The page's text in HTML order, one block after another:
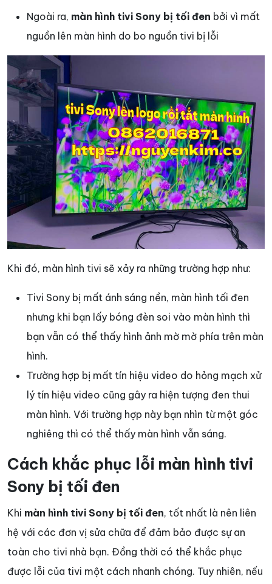
Ngoài ra, màn hình tivi Sony bị tối đen bởi vì mất
nguồn lên màn hình do bo nguồn tivi bị lỗi
Khi đó, màn hình tivi sẽ xảy ra những trường hợp như:
Tivi Sony bị mất ánh sáng nền, màn hình tối đen
nhưng khi bạn lấy bóng đèn soi vào màn hình thì
bạn vẫn có thể thấy hình ảnh mờ mờ phía trên màn
hình.
Trường hợp bị mất tín hiệu video do hỏng mạch xử
lý tín hiệu video cũng gây ra hiện tượng đen thui
màn hình. Với trường hợp này bạn nhìn từ một góc
nghiêng thì có thể thấy màn hình vẫn sáng.
Cách khắc phục lỗi màn hình tivi
Sony bị tối đen
Khi màn hình tivi Sony bị tối đen, tốt nhất là nên liên
hệ với các đơn vị sửa chữa để đảm bảo được sự an
toàn cho tivi nhà bạn. Đồng thời có thể khắc phục
được lỗi của tivi một cách nhanh chóng. Tuy nhiên, nếu